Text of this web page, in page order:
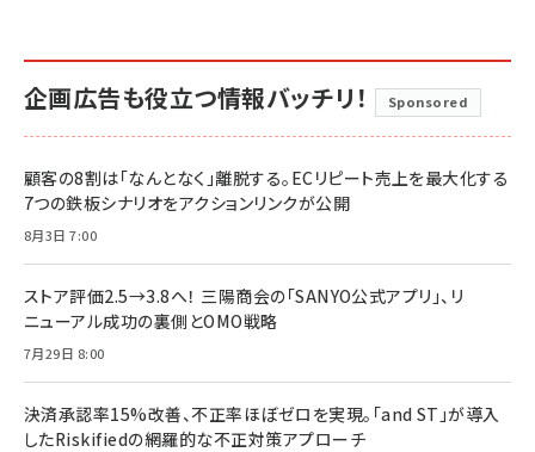
企画広告も役立つ情報バッチリ！ Sponsored
顧客の8割は「なんとなく」離脱する。ECリピート売上を最大化する
7つの鉄板シナリオをアクションリンクが公開
8月3日 7:00
ストア評価2.5→3.8へ！ 三陽商会の「SANYO公式アプリ」、リ
ニューアル成功の裏側とOMO戦略
7月29日 8:00
決済承認率15%改善、不正率ほぼゼロを実現。「and ST」が導入
したRiskifiedの網羅的な不正対策アプローチ